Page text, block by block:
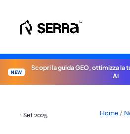
contenuto
NEW
Scopri la guida GEO, ottimizza la
AI
Home /
1 Set 2025